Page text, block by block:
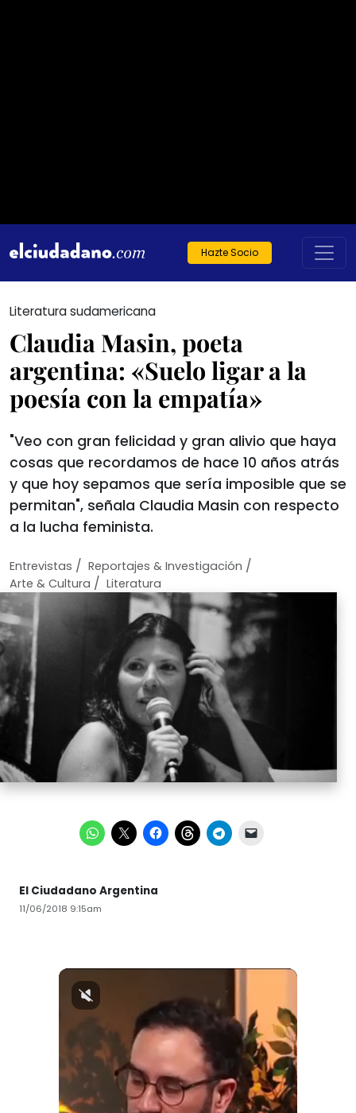
Hazte Socio
Literatura sudamericana
Claudia Masin, poeta
argentina: «Suelo ligar a la
poesía con la empatía»
"Veo con gran felicidad y gran alivio que haya
cosas que recordamos de hace 10 años atrás
y que hoy sepamos que sería imposible que se
permitan", señala Claudia Masin con respecto
a la lucha feminista.
Entrevistas / Reportajes & Investigación /
Arte & Cultura / Literatura
El Ciudadano Argentina
11/06/2018 9:15am